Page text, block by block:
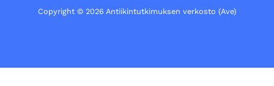
Copyright © 2026 Antiikintutkimuksen verkosto (Ave)